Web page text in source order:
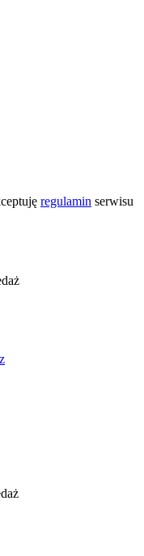
regulamin serwisu